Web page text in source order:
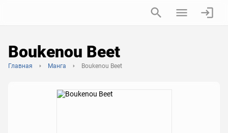
Boukenou Beet
Главная Манга Boukenou Beet